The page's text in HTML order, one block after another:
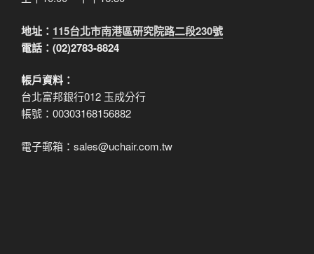
地址： 115台北市南港區研究院路二段230號
電話：(02)2783-8824
帳戶資料：
台北富邦銀行012 玉成分行
帳號：00303168156882
電子郵箱：sales@uchair.com.tw